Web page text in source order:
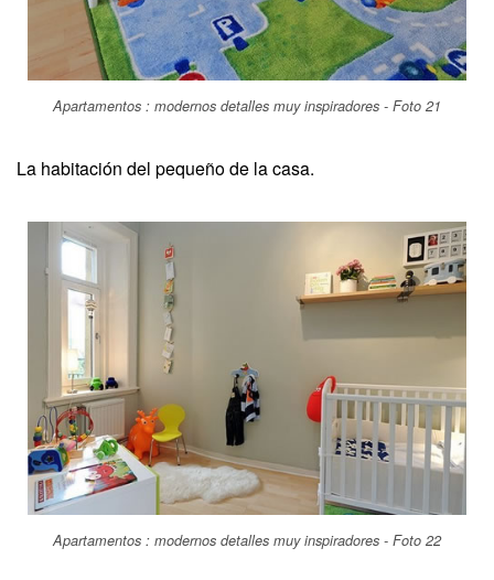
Apartamentos : modernos detalles muy inspiradores - Foto 21
La habitación del pequeño de la casa.
Apartamentos : modernos detalles muy inspiradores - Foto 22